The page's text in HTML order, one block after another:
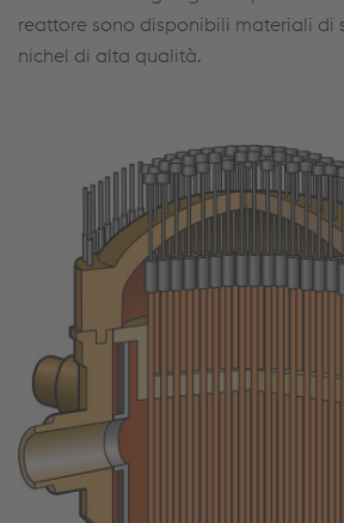
reattore sono disponibili materiali di
nichel di alta qualità.